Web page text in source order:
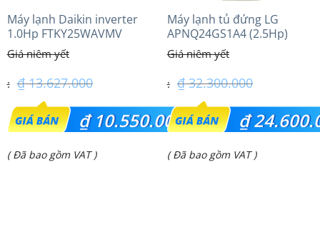
Máy lạnh Daikin inverter
1.0Hp FTKY25WAVMV
₫13.627.000
Giá
gốc
là:
₫10.550.000
Giá
( Đã bao gồm VAT )
Máy lạnh tủ đứng LG
APNQ24GS1A4 (2.5Hp)
Inverter
₫32.300.000
Giá
gốc
là:
₫
Giá
( Đã bao gồm VAT )